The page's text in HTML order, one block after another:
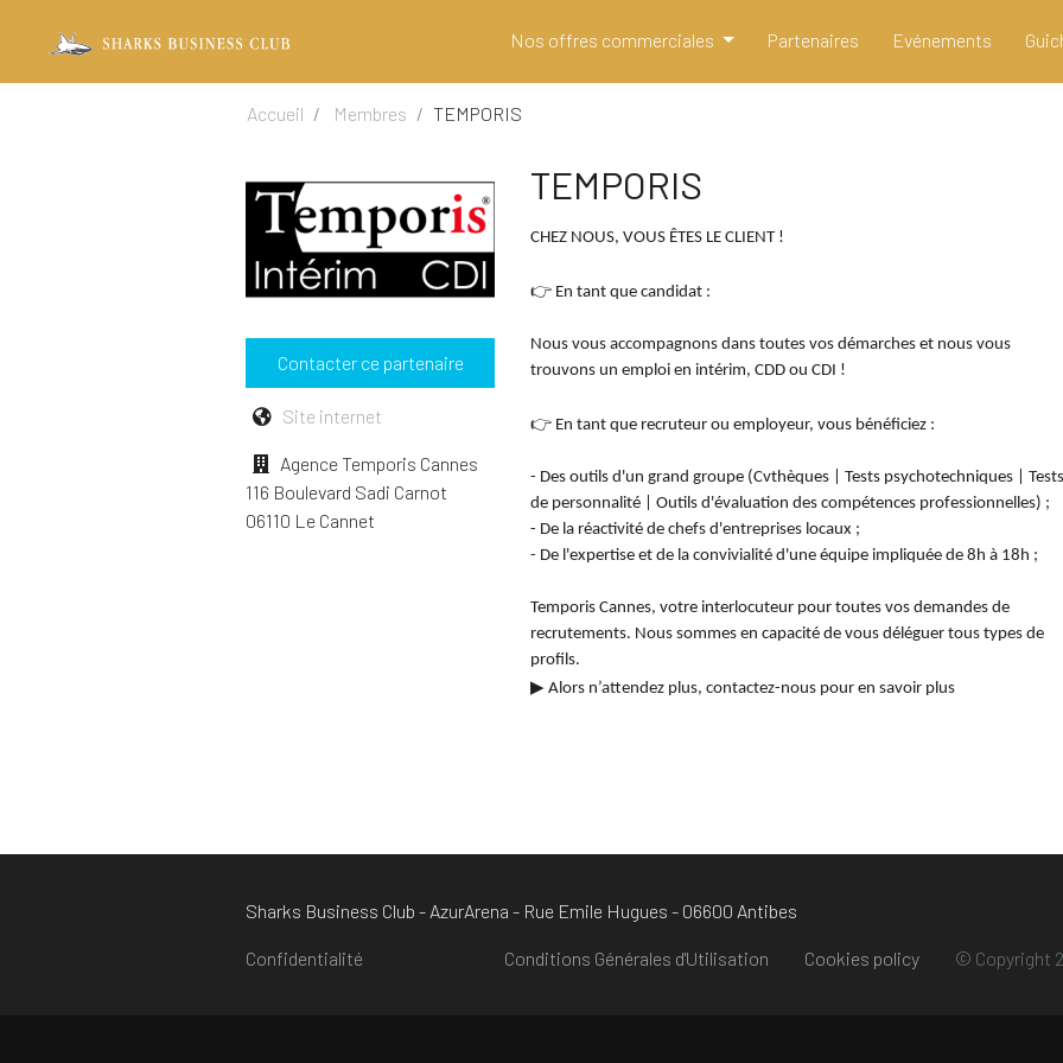
Nos offres commerciales Partenaires Evénements
Accueil Membres TEMPORIS
Contacter ce partenaire
Site internet
Agence Temporis Cannes
116 Boulevard Sadi Carnot
06110 Le Cannet
TEMPORIS
CHEZ NOUS, VOUS ÊTES LE CLIENT !
👉 En tant que candidat :
Nous vous accompagnons dans toutes vos démarches et nous vous
trouvons un emploi en intérim, CDD ou CDI !
👉 En tant que recruteur ou employeur, vous bénéficiez :
- Des outils d'un grand groupe (Cvthèques | Tests psychotechniques | Tests
de personnalité | Outils d'évaluation des compétences professionnelles) ;
- De la réactivité de chefs d'entreprises locaux ;
- De l'expertise et de la convivialité d'une équipe impliquée de 8h à 18h ;
Temporis Cannes, votre interlocuteur pour toutes vos demandes de
recrutements. Nous sommes en capacité de vous déléguer tous types de
profils.
▶ Alors n’attendez plus, contactez-nous pour en savoir plus
Sharks Business Club - AzurArena - Rue Emile Hugues - 06600 Antibes
Confidentialité Conditions Générales d'Utilisation Cookies policy © Copyright